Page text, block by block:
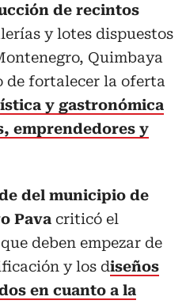
de recintos
y lotes dispuestos
Quimbaya
de fortalecer la oferta
y gastronómica
emprendedores y
del municipio de
Pava criticó el
deben empezar de
y los diseños
en cuanto a la